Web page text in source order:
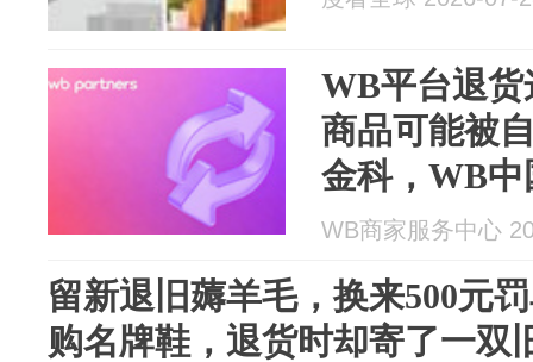
WB平台退
商品可能被
金科，WB
WB商家服务中心
留新退旧薅羊毛，换来500元
购名牌鞋，退货时却寄了一双